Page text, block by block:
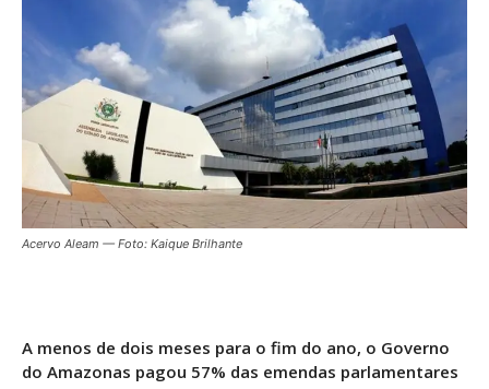
Acervo Aleam — Foto: Kaique Brilhante
A menos de dois meses para o fim do ano, o Governo
do Amazonas pagou 57% das emendas parlamentares